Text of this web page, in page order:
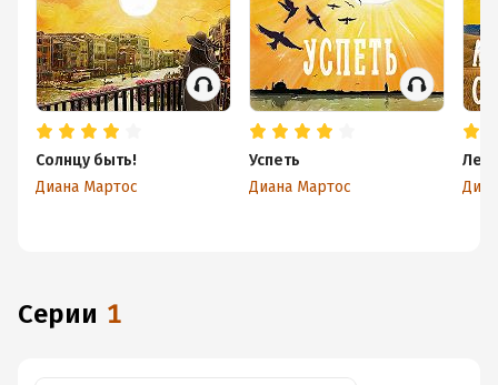
Солнцу быть!
Диана Мартос
Успеть
Диана Мартос
Серии 1